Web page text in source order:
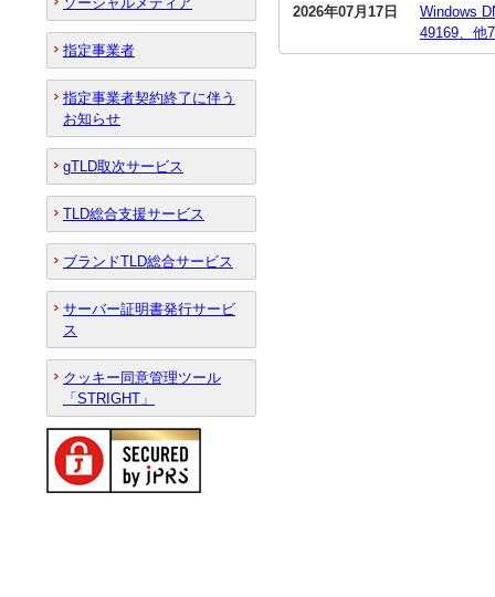
2026年07月17日
Windows
49169、他
指定事業者
指定事業者契約終了に伴う
お知らせ
gTLD取次サービス
TLD総合支援サービス
ブランドTLD総合サービス
サーバー証明書発行サービ
ス
クッキー同意管理ツール
「STRIGHT」